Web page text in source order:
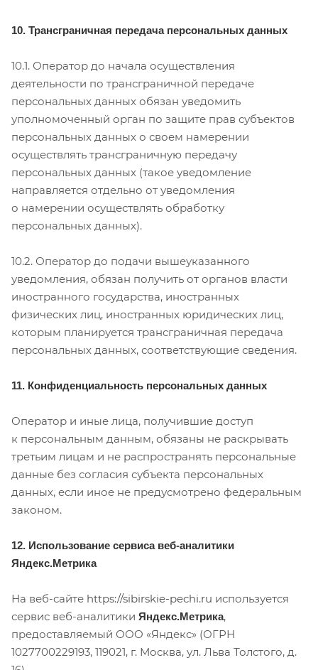
10. Трансграничная передача персональных данных
10.1. Оператор до начала осуществления
деятельности по трансграничной передаче
персональных данных обязан уведомить
уполномоченный орган по защите прав субъектов
персональных данных о своем намерении
осуществлять трансграничную передачу
персональных данных (такое уведомление
направляется отдельно от уведомления
о намерении осуществлять обработку
персональных данных).
10.2. Оператор до подачи вышеуказанного
уведомления, обязан получить от органов власти
иностранного государства, иностранных
физических лиц, иностранных юридических лиц,
которым планируется трансграничная передача
персональных данных, соответствующие сведения.
11. Конфиденциальность персональных данных
Оператор и иные лица, получившие доступ
к персональным данным, обязаны не раскрывать
третьим лицам и не распространять персональные
данные без согласия субъекта персональных
данных, если иное не предусмотрено федеральным
законом.
12. Использование сервиса веб-аналитики
Яндекс.Метрика
На веб-сайте https://sibirskie-pechi.ru используется
сервис веб-аналитики Яндекс.Метрика,
предоставляемый ООО «Яндекс» (ОГРН
1027700229193, 119021, г. Москва, ул. Льва Толстого, д.